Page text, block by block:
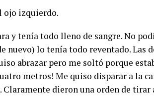
ojo izquierdo.
y tenía todo lleno de sangre. No
nuevo) lo tenía todo reventado. Las
abrazar pero me soltó porque
metros! Me quiso disparar a la
Claramente dieron una orden de